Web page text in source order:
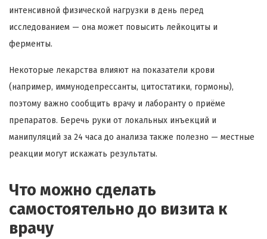
интенсивной физической нагрузки в день перед
исследованием — она может повысить лейкоциты и
ферменты.
Некоторые лекарства влияют на показатели крови
(например, иммунодепрессанты, цитостатики, гормоны),
поэтому важно сообщить врачу и лаборанту о приёме
препаратов. Беречь руки от локальных инъекций и
манипуляций за 24 часа до анализа также полезно — местные
реакции могут искажать результаты.
Что можно сделать
самостоятельно до визита к
врачу